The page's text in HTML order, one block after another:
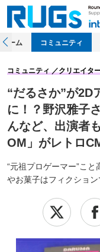
ホーム コミュニティ
“だるさか”が2D
に！？野沢雅子
んなど、出演者
OM」がレトロ
“元祖プロゲーマー”こ
やお菓子はフィクション
コミュニティ クリエイタ